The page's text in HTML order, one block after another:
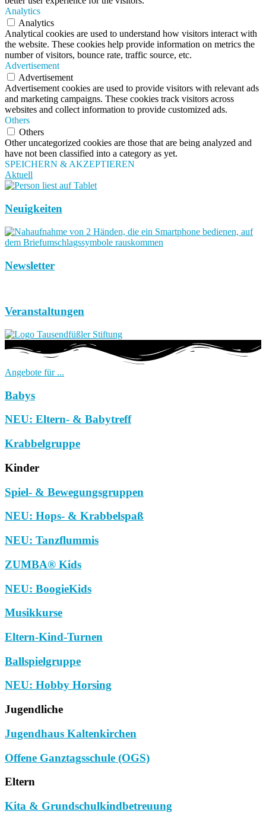
Analytics
Analytics
Analytical cookies are used to understand how visitors interact with
the website. These cookies help provide information on metrics the
number of visitors, bounce rate, traffic source, etc.
Advertisement
Advertisement
Advertisement cookies are used to provide visitors with relevant ads
and marketing campaigns. These cookies track visitors across
websites and collect information to provide customized ads.
Others
Others
Other uncategorized cookies are those that are being analyzed and
have not been classified into a category as yet.
SPEICHERN & AKZEPTIEREN
Aktuell
Neuigkeiten
Newsletter
Veranstaltungen
Angebote für ...
Babys
NEU: Eltern- & Babytreff
Krabbelgruppe
Kinder
Spiel- & Bewegungsgruppen
NEU: Hops- & Krabbelspaß
NEU: Tanzflummis
ZUMBA® Kids
NEU: BoogieKids
Musikkurse
Eltern-Kind-Turnen
Ballspielgruppe
NEU: Hobby Horsing
Jugendliche
Jugendhaus Kaltenkirchen
Offene Ganztagsschule (OGS)
Eltern
Kita & Grundschulkindbetreuung